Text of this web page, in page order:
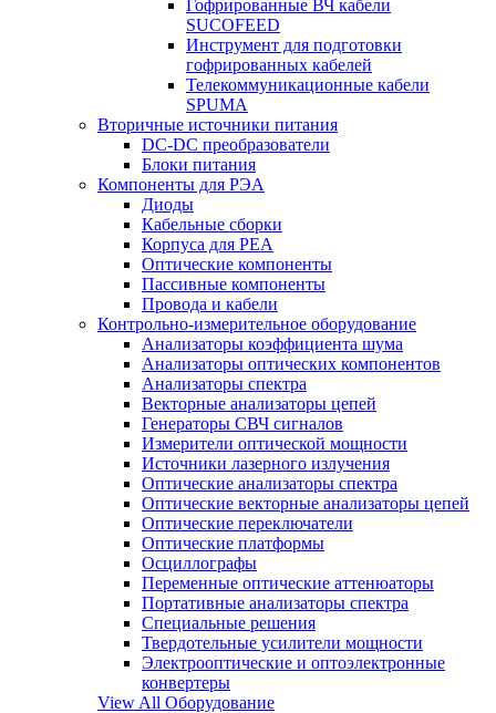
Гофрированные ВЧ кабели
SUCOFEED
Инструмент для подготовки
гофрированных кабелей
Телекоммуникационные кабели
SPUMA
Вторичные источники питания
DC-DC преобразователи
Блоки питания
Компоненты для РЭА
Диоды
Кабельные сборки
Корпуса для РЕА
Оптические компоненты
Пассивные компоненты
Провода и кабели
Контрольно-измерительное оборудование
Анализаторы коэффициента шума
Анализаторы оптических компонентов
Анализаторы спектра
Векторные анализаторы цепей
Генераторы СВЧ сигналов
Измерители оптической мощности
Источники лазерного излучения
Оптические анализаторы спектра
Оптические векторные анализаторы цепей
Оптические переключатели
Оптические платформы
Осциллографы
Переменные оптические аттенюаторы
Портативные анализаторы спектра
Специальные решения
Твердотельные усилители мощности
Электрооптические и оптоэлектронные
конвертеры
View All Оборудование